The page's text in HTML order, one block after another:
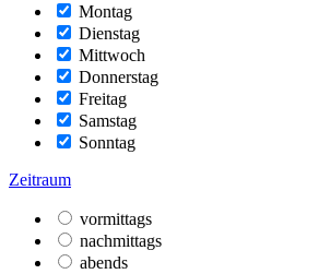
Montag
Dienstag
Mittwoch
Donnerstag
Freitag
Samstag
Sonntag
Zeitraum
vormittags
nachmittags
abends